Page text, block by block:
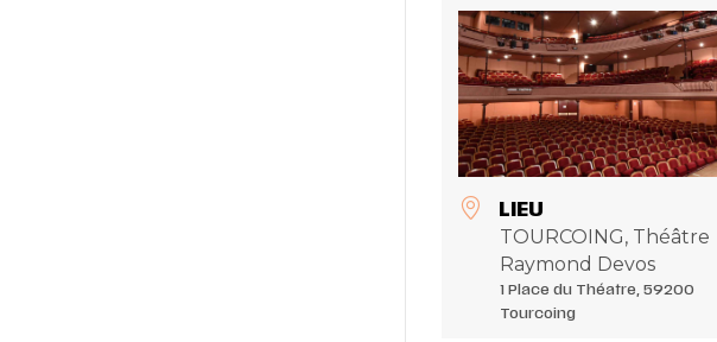
LIEU
TOURCOING, Théâtre
Raymond Devos
1 Place du Théatre, 59200
Tourcoing